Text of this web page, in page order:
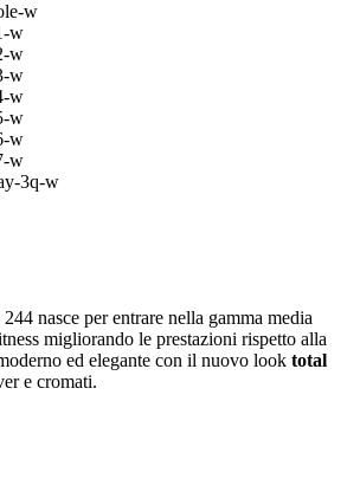
nasce per entrare nella gamma media
migliorando le prestazioni rispetto alla
ed elegante con il nuovo look total
e cromati.